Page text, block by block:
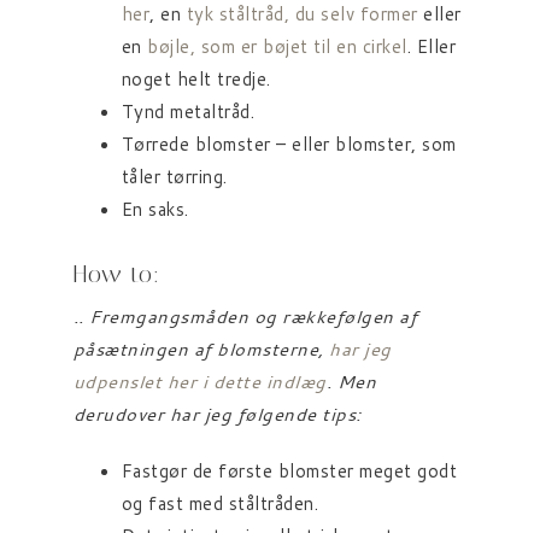
her, en tyk ståltråd, du selv former eller
en bøjle, som er bøjet til en cirkel. Eller
noget helt tredje.
Tynd metaltråd.
Tørrede blomster – eller blomster, som
tåler tørring.
En saks.
How to:
.. Fremgangsmåden og rækkefølgen af
påsætningen af blomsterne, har jeg
udpenslet her i detteindlæg. Men
derudover har jeg følgende tips:
Fastgør de første blomster meget godt
og fast med ståltråden.